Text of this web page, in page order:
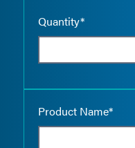
Quantity*
Product Name*